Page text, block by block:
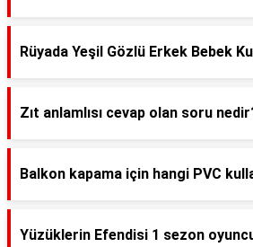
Rüyada Yeşil Gözlü Erkek Bebek
Zıt anlamlısı cevap olan soru
Balkon kapama için hangi PVC
Yüzüklerin Efendisi 1 sezon